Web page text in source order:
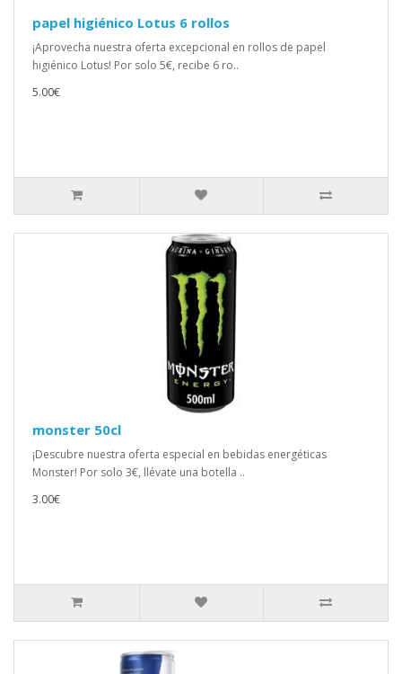
papel higiénico Lotus 6 rollos
¡Aprovecha nuestra oferta excepcional en rollos de papel
higiénico Lotus! Por solo 5€, recibe 6 ro..
5.00€
monster 50cl
¡Descubre nuestra oferta especial en bebidas energéticas
Monster! Por solo 3€, llévate una botella ..
3.00€